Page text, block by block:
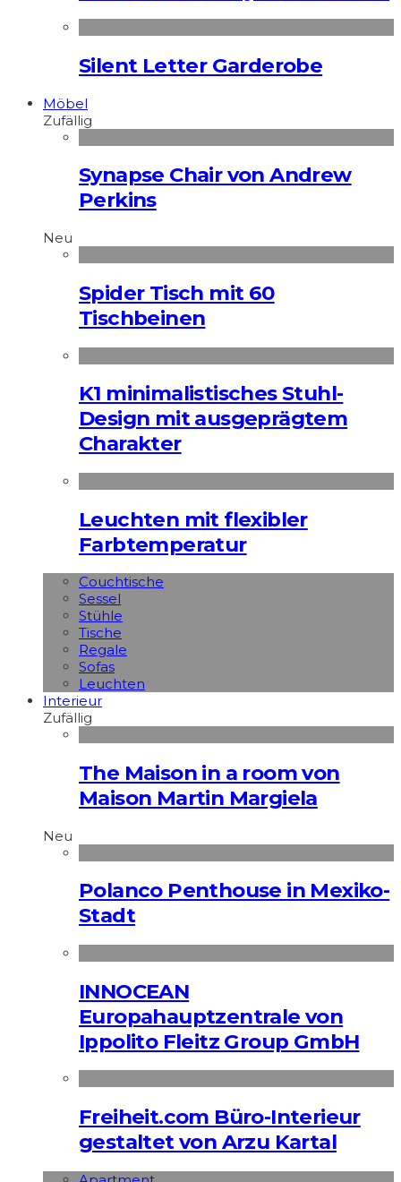
Silent Letter Garderobe
Möbel
Zufällig
Synapse Chair von Andrew
Perkins
Neu
Spider Tisch mit 60
Tischbeinen
K1 minimalistisches Stuhl-
Design mit ausgeprägtem
Charakter
Leuchten mit flexibler
Farbtemperatur
Couchtische
Sessel
Stühle
Tische
Regale
Sofas
Leuchten
Interieur
Zufällig
The Maison in a room von
Maison Martin Margiela
Neu
Polanco Penthouse in Mexiko-
Stadt
INNOCEAN
Europahauptzentrale von
Ippolito Fleitz Group GmbH
Freiheit.com Büro-Interieur
gestaltet von Arzu Kartal